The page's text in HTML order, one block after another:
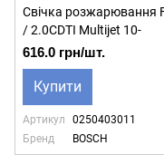
Свічка розжарювання
/ 2.0CDTI Multijet 10-
616.0 грн/шт.
Купити
Артикул
0250403011
Бренд
BOSCH